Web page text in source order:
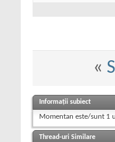
«
Informații subiect
Momentan este/sunt 1
Thread-uri Similare